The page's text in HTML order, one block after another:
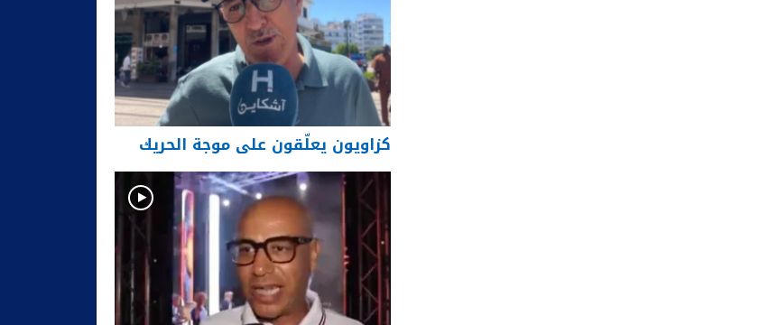
كزاويون يعلّقون على موجة الحريك